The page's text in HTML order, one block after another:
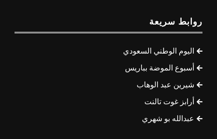
روابط سريعة
اليوم الوطني السعودي
أسبوع الموضة بباريس
شيرين عبد الوهاب
أرابز غوت تالنت
عبدالله بو شهري